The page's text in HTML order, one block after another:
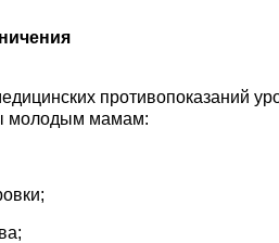
противопоказаний
молодым мамам: